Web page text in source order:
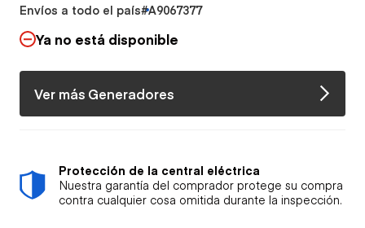
Envíos a todo el país#A9067377
Ya no está disponible
Ver más Generadores
Protección de la central eléctrica
Nuestra garantía del comprador protege su compra
contra cualquier cosa omitida durante la inspección.